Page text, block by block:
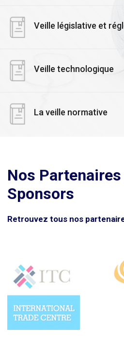
Veille législative et
Veille technologique
La veille normative
Nos Partenaires
Sponsors
Retrouvez tous nos